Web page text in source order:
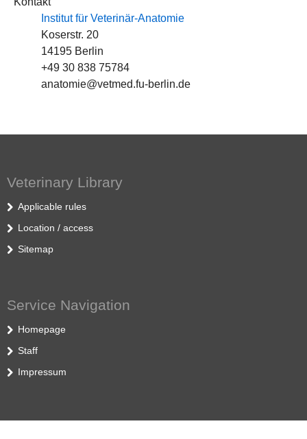
Institut für Veterinär-Anatomie
Koserstr. 20
14195 Berlin
+49 30 838 75784
anatomie@vetmed.fu-berlin.de
Veterinary Library
Applicable rules
Location / access
Sitemap
Service Navigation
Homepage
Staff
Impressum